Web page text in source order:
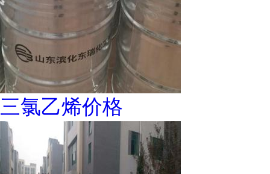
三氯乙烯价格